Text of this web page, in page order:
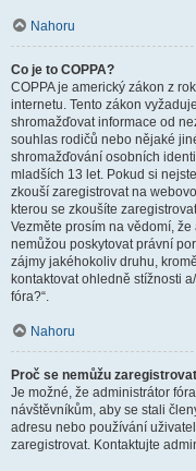
Nahoru
Co je to COPPA?
COPPA je americký zákon z
internetu. Tento zákon
shromažďovat informace od
souhlas rodičů nebo nějaké
shromažďování osobních
mladších 13 let. Pokud si
zkouší zaregistrovat na
kterou se zkoušíte
Vezměte prosím na vědomí,
nemůžou poskytovat právní
zájmy jakéhokoliv druhu,
kontaktovat ohledně stížnosti
fóra?“.
Nahoru
Proč se nemůžu
Je možné, že administrátor
návštěvníkům, aby se stali
adresu nebo používání
zaregistrovat. Kontaktujte